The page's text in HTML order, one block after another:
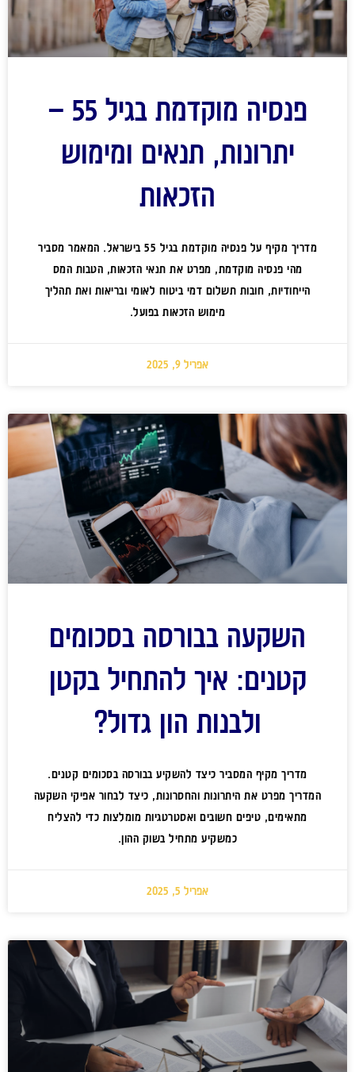
פנסיה מוקדמת בגיל 55 –
יתרונות, תנאים ומימוש
הזכאות
מדריך מקיף על פנסיה מוקדמת בגיל 55 בישראל. המאמר מסביר
מהי פנסיה מוקדמת, מפרט את תנאי הזכאות, הטבות המס
הייחודיות, חובות תשלום דמי ביטוח לאומי ובריאות ואת תהליך
מימוש הזכאות בפועל.
אפריל 9, 2025
השקעה בבורסה בסכומים
קטנים: איך להתחיל בקטן
ולבנות הון גדול?
מדריך מקיף המסביר כיצד להשקיע בבורסה בסכומים קטנים.
המדריך מפרט את היתרונות והחסרונות, כיצד לבחור אפיקי השקעה
מתאימים, טיפים חשובים ואסטרטגיות מומלצות כדי להצליח
כמשקיע מתחיל בשוק ההון.
אפריל 5, 2025